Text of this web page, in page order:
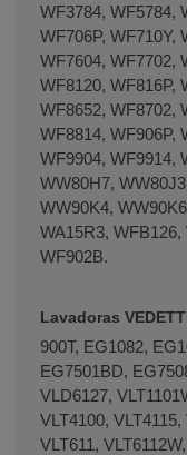
WF3784, WF5784,
WF706P, WF710Y,
WF7604, WF7702,
WF8120, WF816P,
WF8652, WF8702,
WF8814, WF906P,
WF9904, WF9914,
WW80H7,
WW90K4,
WA15R3,
WF902B.
Lavadoras
900T, EG1082,
EG7501BD,
VLD6127,
VLT4100,
VLT611,